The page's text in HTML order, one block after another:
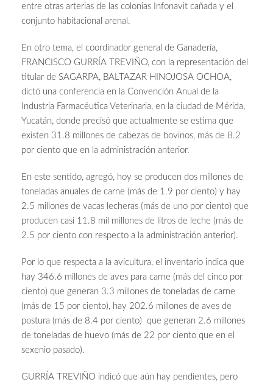
entre otras arterias de las colonias Infonavit cañada y el
conjunto habitacional arenal.
En otro tema, el coordinador general de Ganadería,
FRANCISCO GURRÍA TREVIÑO, con la representación del
titular de SAGARPA, BALTAZAR HINOJOSA OCHOA,
dictó una conferencia en la Convención Anual de la
Industria Farmacéutica Veterinaria, en la ciudad de Mérida,
Yucatán, donde precisó que actualmente se estima que
existen 31.8 millones de cabezas de bovinos, más de 8.2
por ciento que en la administración anterior.
En este sentido, agregó, hoy se producen dos millones de
toneladas anuales de carne (más de 1.9 por ciento) y hay
2.5 millones de vacas lecheras (más de uno por ciento) que
producen casi 11.8 mil millones de litros de leche (más de
2.5 por ciento con respecto a la administración anterior).
Por lo que respecta a la avicultura, el inventario indica que
hay 346.6 millones de aves para carne (más del cinco por
ciento) que generan 3.3 millones de toneladas de carne
(más de 15 por ciento), hay 202.6 millones de aves de
postura (más de 8.4 por ciento) que generan 2.6 millones
de toneladas de huevo (más de 22 por ciento que en el
sexenio pasado).
GURRÍA TREVIÑO indicó que aún hay pendientes, pero